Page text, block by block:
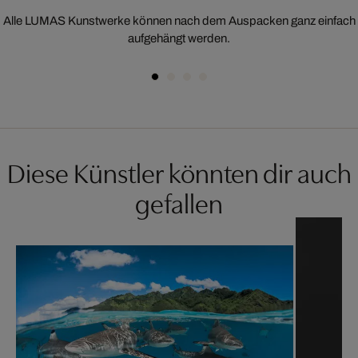
Alle LUMAS Kunstwerke können nach dem Auspacken ganz einfach
aufgehängt werden.
Diese Künstler könnten dir auch
gefallen